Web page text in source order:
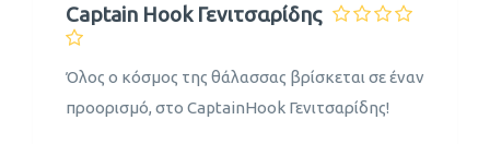
Captain Hook Γενιτσαρίδης
Όλος ο κόσμος της θάλασσας βρίσκεται σε έναν
προορισμό, στο CaptainHook Γενιτσαρίδης!